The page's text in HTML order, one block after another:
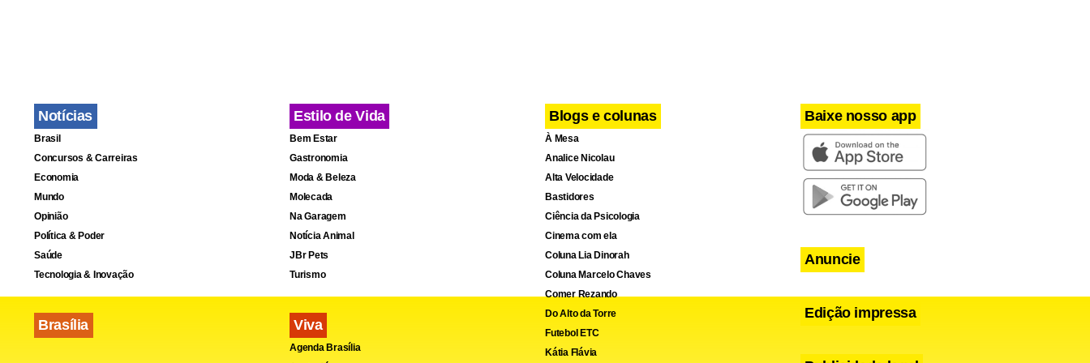
programa. Por esse critério, a capital poderia incluir cerca de 60 mil famílias para receber
R$ 12,2 milhões em recursos mensais.
Notícias
Brasil
Concursos & Carreiras
Economia
Mundo
Opinião
Política & Poder
Saúde
Tecnologia & Inovação
Brasília
Estilo de Vida
Bem Estar
Gastronomia
Moda & Beleza
Molecada
Na Garagem
Notícia Animal
JBr Pets
Turismo
Viva
Agenda Brasília
Blogs e colunas
À Mesa
Analice Nicolau
Alta Velocidade
Bastidores
Ciência da Psicologia
Cinema com ela
Coluna Lia Dinorah
Coluna Marcelo Chaves
Comer Rezando
Do Alto da Torre
Futebol ETC
Kátia Flávia
Baixe nosso app
Anuncie
Edição impressa